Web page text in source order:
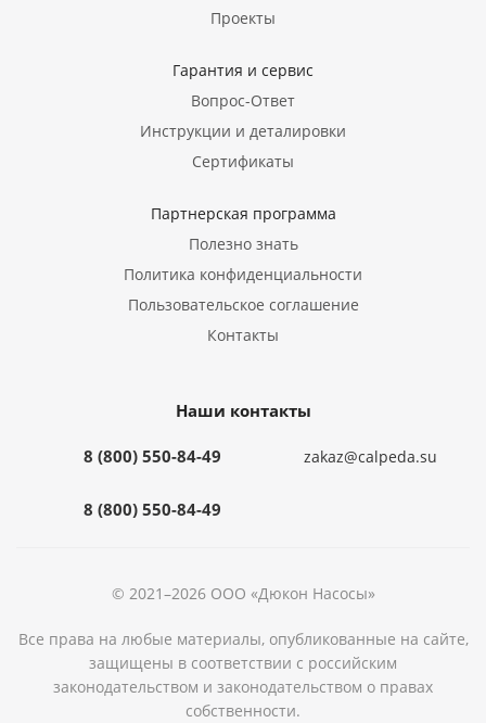
Проекты
Гарантия и сервис
Вопрос-Ответ
Инструкции и деталировки
Сертификаты
Партнерская программа
Полезно знать
Политика конфиденциальности
Пользовательское соглашение
Контакты
Наши контакты
8 (800) 550-84-49
8 (800) 550-84-49
zakaz@calpeda.su
© 2021–2026 ООО «Дюкон Насосы»
Все права на любые материалы, опубликованные на сайте,
защищены в соответствии с российским
законодательством и законодательством о правах
собственности.